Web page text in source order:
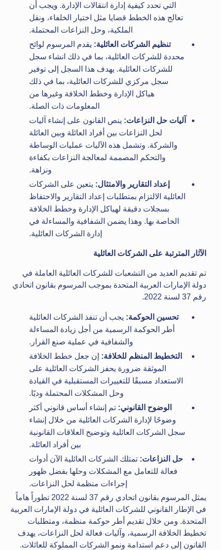
التي تحدد كيفية إدارة انتقالات الإدارة. ويجب أن
تعالج هذه الخطط قضايا مثل اختيار الخلفاء، ونقل
الملكية، وحل النزاعات المحتملة.
تنظيم الشركات العائلية: يقدم المرسوم لوائح
محددة للشركات العائلية، بما في ذلك انشاء سجل
للشركات العائلية. يهدف هذا السجل إلى توفير
سجل مركزي للشركات العائلية، بما في ذلك
هياكل الإدارة وخطط الخلافة وغيرها من
المعلومات ذات الصلة.
آليات حل النزاعات: ينص القانون على إنشاء آليات
لحل النزاعات بين أفراد العائلة وبين العائلة
والشركة. وتشمل هذه الآليات عمليات الوساطة
والتحكم المصممة لمعالجة النزاعات بكفاءة
ونزاهة.
إعداد التقارير والامتثال: يتعين على الشركات
العائلية الالتزام بمتطلبات إعداد التقارير والاحتفاظ
بسجلات دقيقة لهياكل الإدارة وخطط الخلافة
الخاصة بها. وهذا يضمن الشفافية والمساءلة في
إدارة الشركات العائلية.
الآثار المترتبة على الشركات العائلية
تم تقديم العديد من التشعبات للشركات العائلية العاملة في
دولة الإمارات العربية المتحدة بموجب المرسوم بقانون اتحادي
رقم 37 لسنة 2022.
تحسين الحوكمة: يجب أن تنفذ الشركات العائلية
أطر الحوكمة الرسمية من أجل زيادة المساءلة
والشفافية في عملية صنع القرار.
التخطيط المنظم للخلافة: إن جعل خطط الخلافة
الموثقة ضرورة يحفز الشركات العائلية على
الاستعداد مسبقًا للتغييرات المستقبلية في القيادة
وحل المشكلات المحتملة وديًا.
الوضوح القانوني: تم إنشاء أساس قانوني أكثر
وضوحًا لإدارة الشركات العائلية من خلال إنشاء
سجل الشركات العائلية وتوضيح العلاقات القانونية
بين أفراد العائلة.
حل النزاعات: تمتلك الشركات العائلية الآن أدوات
فعالة للتعامل مع المشكلات وحلها بفضل ظهور
إجراءات منظمة لحل النزاعات.
يمثل المرسوم بقانون اتحادي رقم 37 لسنة 2022 تطوراً هاماً
في الإطار القانوني للشركات العائلية في دولة الإمارات العربية
المتحدة. ومن خلال تقديم أطر حوكمة منظمة، ومتطلبات
تخطيط الخلافة الرسمية، وآليات فعالة لحل النزاعات، يهدف
القانون إلى دعم استدامة ونمو الشركات المملوكة للعائلات.